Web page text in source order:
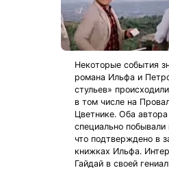
Некоторые события
романа Ильфа и
стульев»
в том числе на
Цветнике. Оба
специально побывали
что подтверждено в
книжках Ильфа.
Гайдай в своей